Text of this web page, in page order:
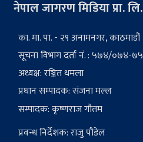
नेपाल जागरण मिडिया प्रा. लि.
का. मा. पा. - २९ अनामनगर, काठमाडौं
सूचना विभाग दर्ता नं. : ५७४/०७४-७५
अध्यक्ष: रञ्जित धमला
प्रधान सम्पादक: संजना मल्ल
सम्पादक: कृष्णराज गौतम
प्रवन्ध निर्देशक: राजु पौडेल